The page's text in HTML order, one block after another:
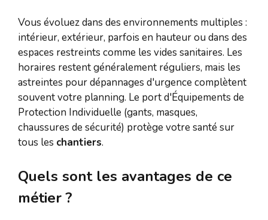
Vous évoluez dans des environnements multiples :
intérieur, extérieur, parfois en hauteur ou dans des
espaces restreints comme les vides sanitaires. Les
horaires restent généralement réguliers, mais les
astreintes pour dépannages d'urgence complètent
souvent votre planning. Le port d'Équipements de
Protection Individuelle (gants, masques,
chaussures de sécurité) protège votre santé sur
tous les chantiers.
Quels sont les avantages de ce
métier ?